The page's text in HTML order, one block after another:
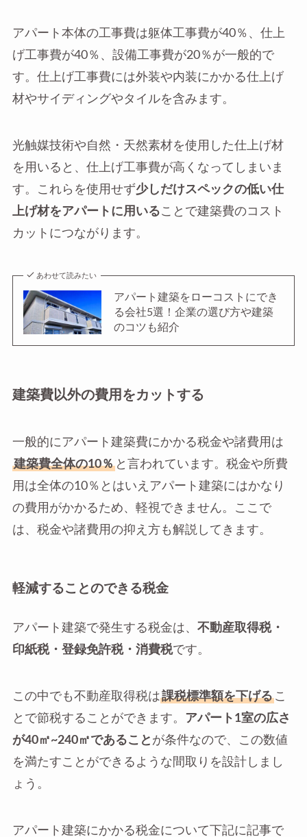
アパート本体の工事費は躯体工事費が40％、仕上
げ工事費が40％、設備工事費が20％が一般的で
す。仕上げ工事費には外装や内装にかかる仕上げ
材やサイディングやタイルを含みます。
光触媒技術や自然・天然素材を使用した仕上げ材
を用いると、仕上げ工事費が高くなってしまいま
す。これらを使用せず少しだけスペックの低い仕
上げ材をアパートに用いることで建築費のコスト
カットにつながります。
あわせて読みたい
アパート建築をローコストにでき
る会社5選！企業の選び方や建築
のコツも紹介
建築費以外の費用をカットする
一般的にアパート建築費にかかる税金や諸費用は
建築費全体の10％と言われています。税金や所費
用は全体の10％とはいえアパート建築にはかなり
の費用がかかるため、軽視できません。ここで
は、税金や諸費用の抑え方も解説してきます。
軽減することのできる税金
アパート建築で発生する税金は、 不動産取得税・
印紙税・登録免許税・消費税です。
この中でも不動産取得税は課税標準額を下げるこ
とで節税することができます。 アパート1室の広さ
が40㎡~240㎡であること が条件なので、この数値
を満たすことができるような間取りを設計しまし
ょう。
アパート建築にかかる税金について下記に記事で